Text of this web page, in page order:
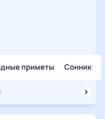
приметы Сонник